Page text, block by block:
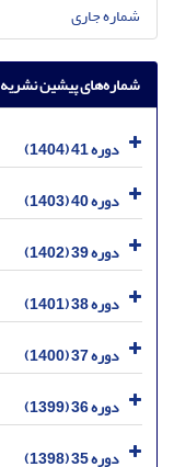
شماره جاری
شماره‌های پیشین نشریه
دوره 41 (1404)
دوره 40 (1403)
دوره 39 (1402)
دوره 38 (1401)
دوره 37 (1400)
دوره 36 (1399)
دوره 35 (1398)